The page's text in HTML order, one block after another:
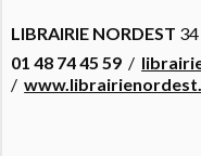
LIBRAIRIE NORDEST
01 48 74 45 59 /
/